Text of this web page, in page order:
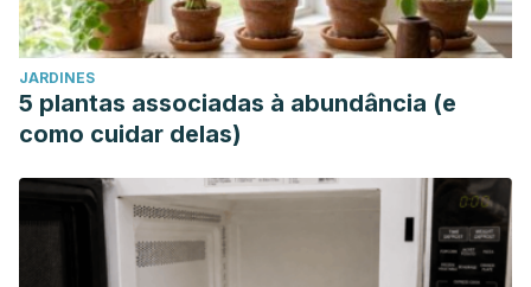
JARDINES
5 plantas associadas à abundância (e
como cuidar delas)